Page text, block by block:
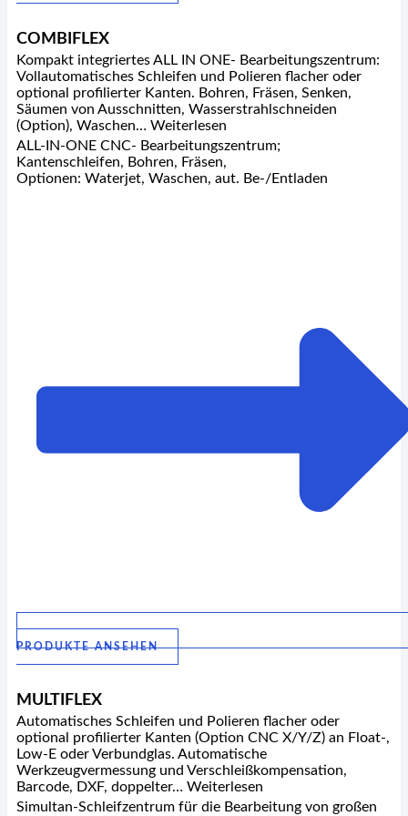
COMBIFLEX
Kompakt integriertes ALL IN ONE- Bearbeitungszentrum:
Vollautomatisches Schleifen und Polieren flacher oder
optional profilierter Kanten. Bohren, Fräsen, Senken,
Säumen von Ausschnitten, Wasserstrahlschneiden
(Option), Waschen… Weiterlesen
ALL-IN-ONE CNC- Bearbeitungszentrum;
Kantenschleifen, Bohren, Fräsen,
Optionen: Waterjet, Waschen, aut. Be-/Entladen
PRODUKTE ANSEHEN
MULTIFLEX
Automatisches Schleifen und Polieren flacher oder
optional profilierter Kanten (Option CNC X/Y/Z) an Float-,
Low-E oder Verbundglas. Automatische
Werkzeugvermessung und Verschleißkompensation,
Barcode, DXF, doppelter… Weiterlesen
Simultan-Schleifzentrum für die Bearbeitung von großen